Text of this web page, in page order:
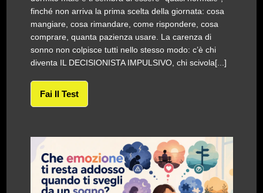
finché non arriva la prima scelta della giornata: cosa
mangiare, cosa rimandare, come rispondere, cosa
comprare, quanta pazienza usare. La carenza di
sonno non colpisce tutti nello stesso modo: c’è chi
diventa IL DECISIONISTA IMPULSIVO, chi scivola[...]
Fai Il Test